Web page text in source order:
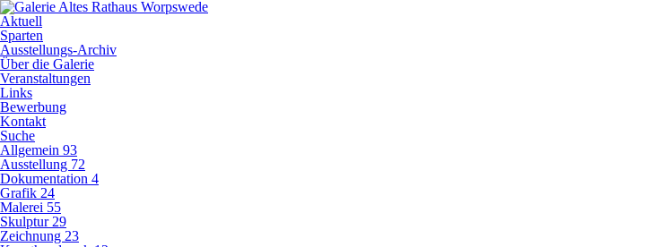
Aktuell
Sparten
Ausstellungs-Archiv
Über die Galerie
Veranstaltungen
Links
Bewerbung
Kontakt
Suche
Allgemein 93
Ausstellung 72
Dokumentation 4
Grafik 24
Malerei 55
Skulptur 29
Zeichnung 23